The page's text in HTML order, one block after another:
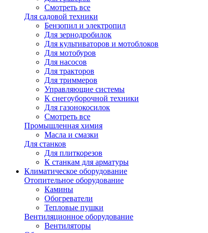
Смотреть все
Для садовой техники
Бензопил и электропил
Для зернодробилок
Для культиваторов и мотоблоков
Для мотобуров
Для насосов
Для тракторов
Для триммеров
Управляющие системы
К снегоуборочной техники
Для газонокосилок
Смотреть все
Промышленная химия
Масла и смазки
Для станков
Для плиткорезов
К станкам для арматуры
Климатическое оборудование
Отопительное оборудование
Камины
Обогреватели
Тепловые пушки
Вентиляционное оборудование
Вентиляторы